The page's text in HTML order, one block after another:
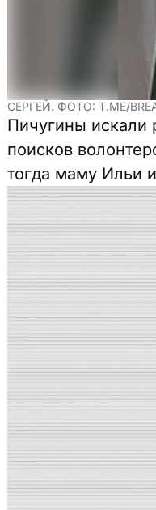
СЕРГЕЙ. ФОТО: T.ME/
Пичугины искали
поисков
тогда маму Ильи